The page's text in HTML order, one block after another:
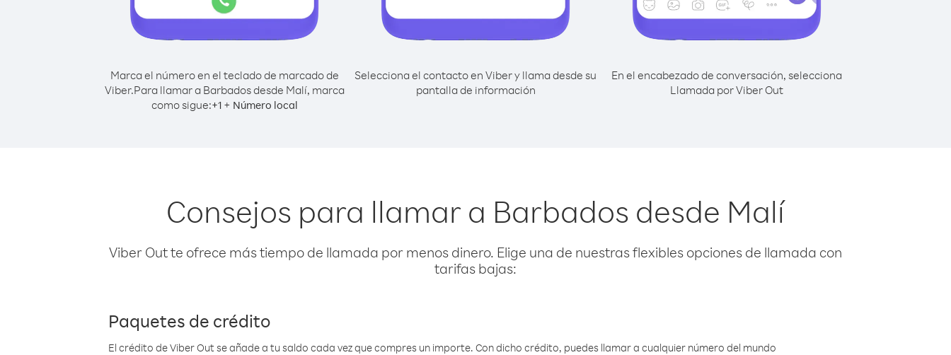
Marca el número en el teclado de marcado de
Viber.Para llamar a Barbados desde Malí, marca
como sigue:+1+ Número local
Selecciona el contacto en Viber y llama desde su
pantalla de información
En el encabezado de conversación, selecciona
Llamada por Viber Out
Consejos para llamar a Barbados desde Malí
Viber Out te ofrece más tiempo de llamada por menos dinero. Elige una de nuestras flexibles opciones de llamada con
tarifas bajas:
Paquetes de crédito
El crédito de Viber Out se añade a tu saldo cada vez que compres un importe. Con dicho crédito, puedes llamar a cualquier número del mundo